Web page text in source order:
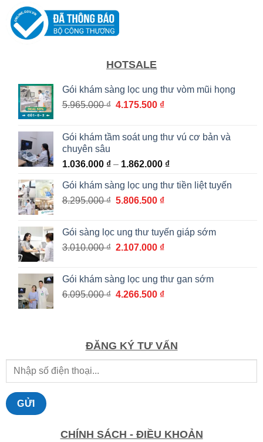
HOTSALE
Gói khám sàng lọc ung thư vòm mũi họng
5.965.000₫ Giá
5.965.000 ₫.
4.175.500 ₫Giá
là:
Gói khám tầm soát ung thư vú cơ bản và
chuyên sâu
1.036.000 ₫ – 1.862.000 ₫Khoảng
từ
Gói khám sàng lọc ung thư tiền liệt tuyến
8.295.000₫ Giá
8.295.000 ₫.
5.806.500 ₫Giá
là:
5.806.500 ₫.
Gói sàng lọc ung thư tuyến giáp sớm
3.010.000₫ Giá
3.010.000 ₫.
2.107.000 ₫Giá
là:
2.107.000 ₫.
Gói khám sàng lọc ung thư gan sớm
6.095.000₫ Giá
4.266.500 ₫Giá
4.266.500 ₫.
CHÍNH SÁCH - ĐIỀU KHOẢN
ĐĂNG KÝ TƯ VẤN